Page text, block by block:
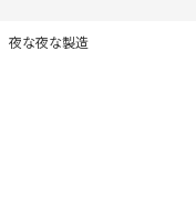
夜な夜な製造